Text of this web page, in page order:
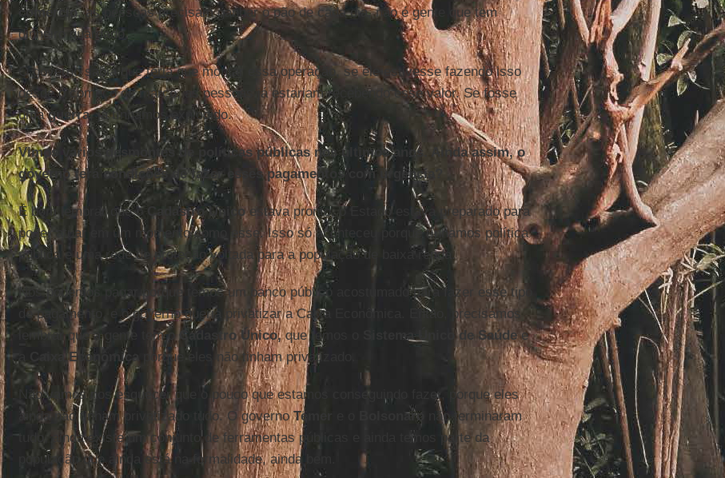
comércio, as pessoas precisam ganhar o pão de cada dia, não é gente que tem
dinheiro guardado.
O governo sabia que teria que montar essa operação, se ele estivesse fazendo isso
desde o começo de março, as pessoas já estariam recebendo esse valor. Se fosse
umaguerra, já tínhamos explodido.
Vimos vários desmontes de políticas públicas nos últimos anos. Ainda assim, o
governo terá condições de fazer esses pagamentos com urgência?
É bom lembrar que o Cadastro Únicoestava pronto, o Estado estava preparado para
poder atuar em um momento como esse. Isso só aconteceu porque tínhamos política
pública e uma rede de proteção voltada para a população de baixa renda.
Nós podemos pagar porque temos um banco público acostumado para fazer esse tipo
de pagamento, e o governo queria privatizar a Caixa Econômica. Então, precisamos
lembrar que a gente tem o Cadastro Único,que temos o Sistema Único de Saúdee
a
Caixa Econômica porque eles não tinham privatizado.
Não vamos nos esquecer que o pouco que estamos conseguindo fazer, porque eles
ainda não tinham privatizado tudo. O governoTemer Bolsonaro
não terminaram
tudo, ainda existe um conjunto de ferramentas públicas e ainda temos parte da
população que ainda está na formalidade, ainda bem.